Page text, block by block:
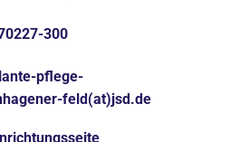
300
pflege-
feld(at)jsd.de